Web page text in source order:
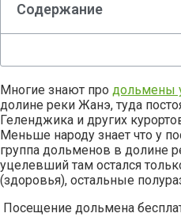
Содержание
Многие знают про дольмены
долине реки Жанэ, туда
Геленджика и других
Меньше народу знает что у
группа дольменов в долине
уцелевший там остался
(здоровья), остальные
Посещение дольмена